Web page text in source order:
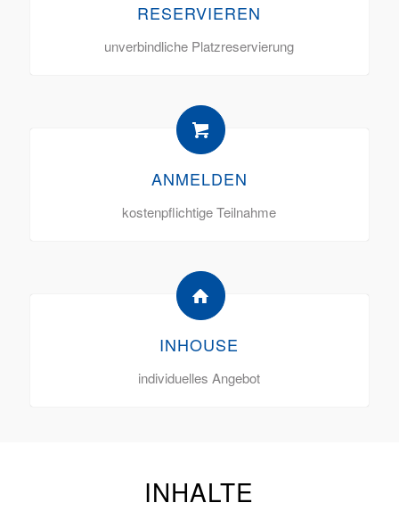
RESERVIEREN
unverbindliche Platzreservierung
ANMELDEN
kostenpflichtige Teilnahme
INHOUSE
individuelles Angebot
INHALTE